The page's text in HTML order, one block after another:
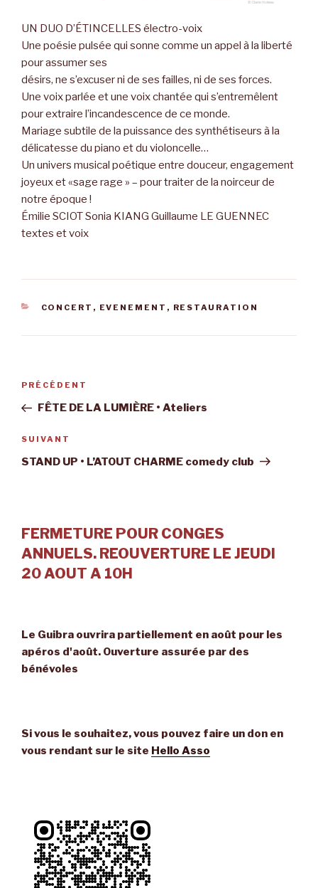
UN DUO D’ÉTINCELLES électro-voix
Une poésie pulsée qui sonne comme un appel à la liberté
pour assumer ses
désirs, ne s’excuser ni de ses failles, ni de ses forces.
Une voix parlée et une voix chantée qui s’entremêlent
pour extraire l’incandescence de ce monde.
Mariage subtile de la puissance des synthétiseurs à la
délicatesse du piano et du violoncelle…
Un univers musical poétique entre douceur, engagement
joyeux et «sage rage » – pour traiter de la noirceur de
notre époque !
Émilie SCIOT Sonia KIANG Guillaume LE GUENNEC
textes et voix
CATÉGORIES
CONCERT , EVENEMENT , RESTAURATION
Navigation
l’article
Article
précédent
PRÉCÉDENT
FÊTE DE LA LUMIÈRE • Ateliers
Article
suivant
SUIVANT
STAND UP • L’ATOUT CHARME comedy club
FERMETURE POUR CONGES
ANNUELS. REOUVERTURE LE JEUDI
20 AOUT A 10H
Le Guibra ouvrira partiellement en août pour les
apéros d'août. Ouverture assurée par des
bénévoles
Si vous le souhaitez, vous pouvez faire un don en
vous rendant sur le site Hello Asso